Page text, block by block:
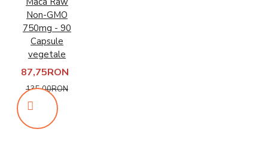
Non-GMO
750mg - 90
Capsule
vegetale
87,75RON
135,00RON